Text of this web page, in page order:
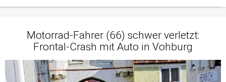
Motorrad-Fahrer (66) schwer verletzt:
Frontal-Crash mit Auto in Vohburg